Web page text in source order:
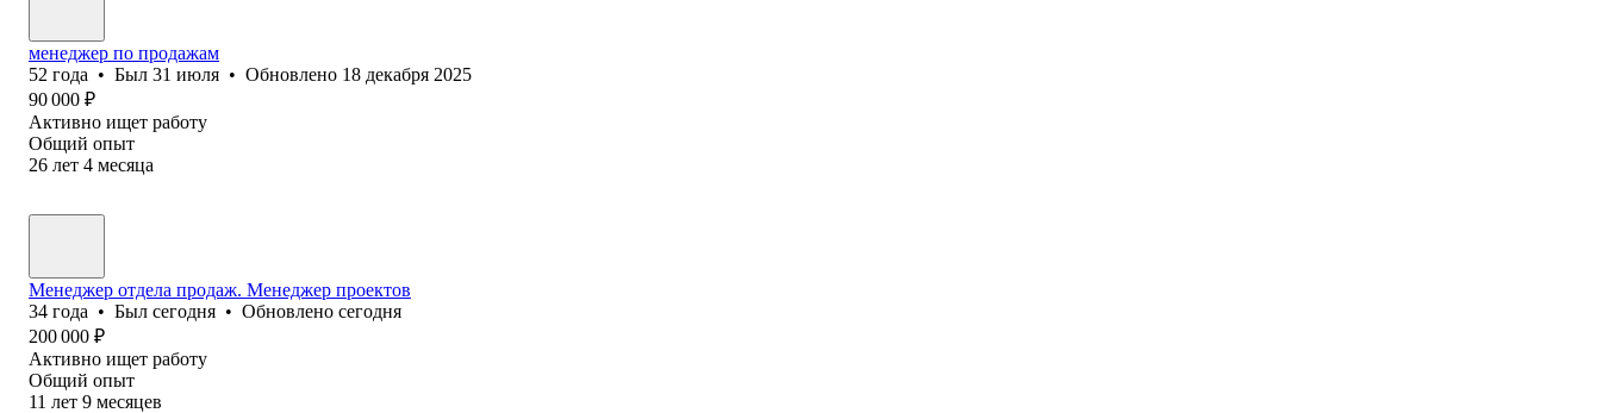
менеджер по продажам
52 года • Был 31 июля • Обновлено 18 декабря 2025
90 000 ₽
Активно ищет работу
Общий опыт
26 лет 4 месяца
Менеджер отдела продаж. Менеджер проектов
34 года • Был сегодня • Обновлено сегодня
200 000 ₽
Активно ищет работу
Общий опыт
11 лет 9 месяцев